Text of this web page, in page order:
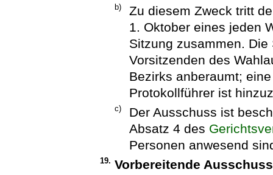
b)
Zu diesem Zweck tritt
1. Oktober eines jeden
Sitzung zusammen.
Vorsitzenden des
Bezirks anberaumt;
Protokollführer ist
c)
Der Ausschuss ist
Absatz 4 des
Personen anwesend
19. Vorbereitende